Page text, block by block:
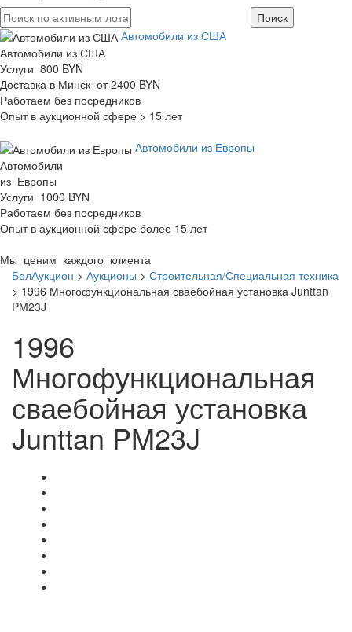
Автомобили из США
Автомобили из США
Услуги 800 BYN
Доставка в Минск от 2400 BYN
Работаем без посредников
Опыт в аукционной сфере > 15 лет
Автомобили из Европы
Автомобили
из Европы
Услуги 1000 BYN
Работаем без посредников
Опыт в аукционной сфере более 15 лет
Мы ценим каждого клиента
БелАукцион > Аукционы > Строительная/Специальная техника
> 1996 Многофункциональная сваебойная установка Junttan
PM23J
1996
Многофункциональная
сваебойная установка
Junttan PM23J